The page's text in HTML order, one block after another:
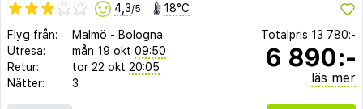
4,3/5 18°C
Flyg från: Malmö - Bologna
Utresa:
mån 19 okt 09:50
Retur:
tor 22 okt 20:05
Nätter:
3
Totalpris 13 780:-
6 890:-
läs mer